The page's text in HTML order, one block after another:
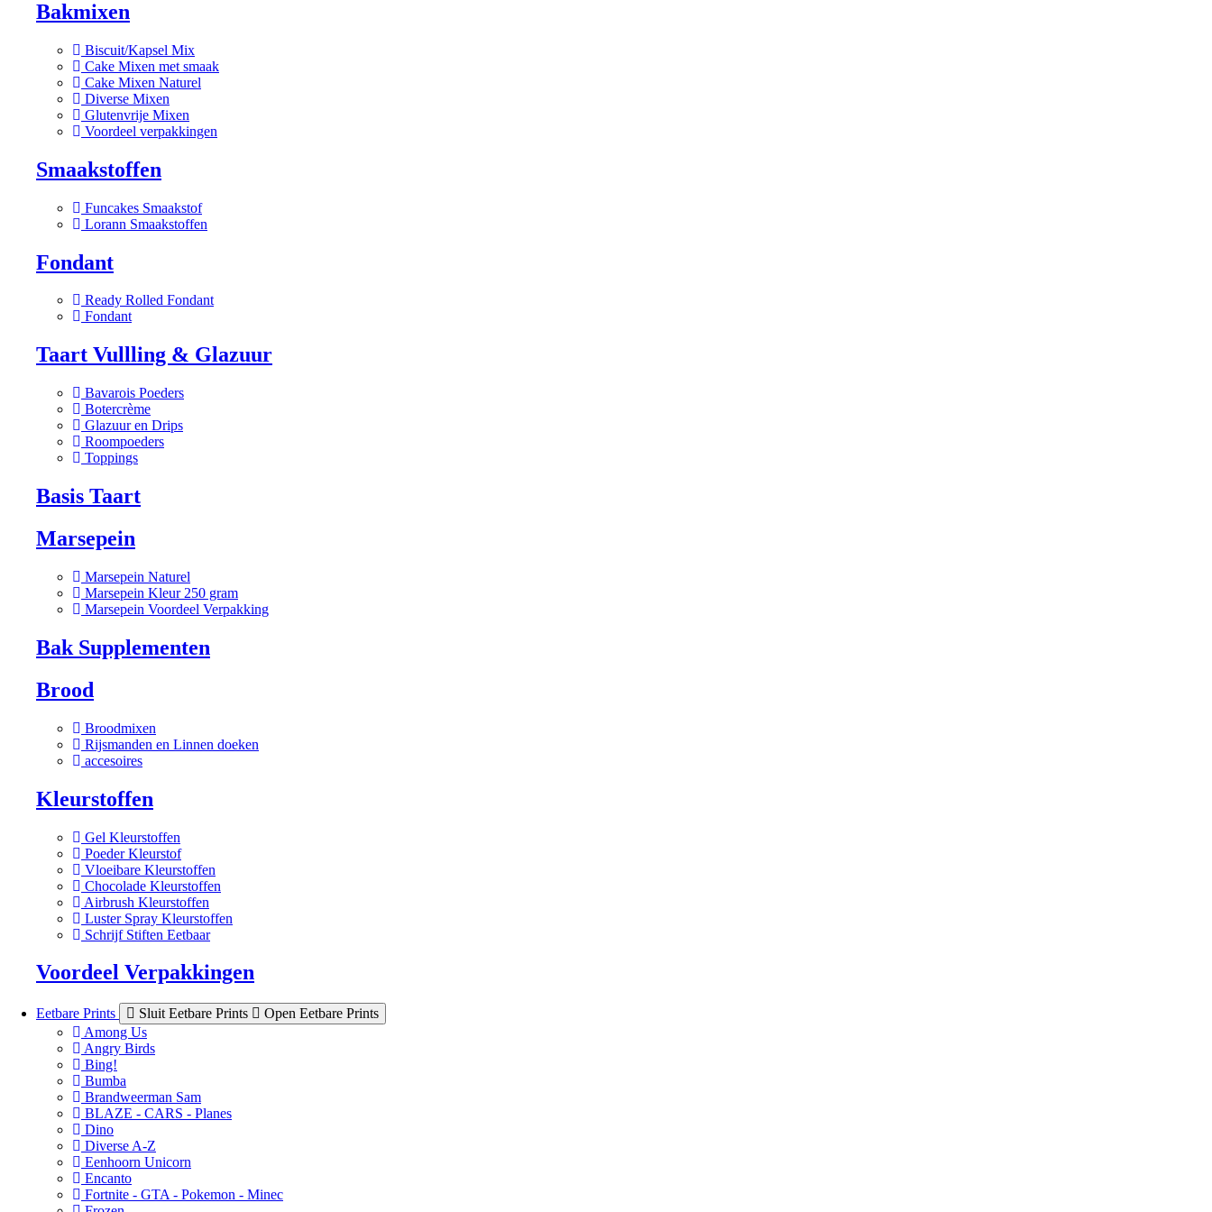
Bakmixen
Biscuit/Kapsel Mix
Cake Mixen met smaak
Cake Mixen Naturel
Diverse Mixen
Glutenvrije Mixen
Voordeel verpakkingen
Smaakstoffen
Funcakes Smaakstof
Lorann Smaakstoffen
Fondant
Ready Rolled Fondant
Fondant
Taart Vullling & Glazuur
Bavarois Poeders
Botercrème
Glazuur en Drips
Roompoeders
Toppings
Basis Taart
Marsepein
Marsepein Naturel
Marsepein Kleur 250 gram
Marsepein Voordeel Verpakking
Bak Supplementen
Brood
Broodmixen
Rijsmanden en Linnen doeken
accesoires
Kleurstoffen
Gel Kleurstoffen
Poeder Kleurstof
Vloeibare Kleurstoffen
Chocolade Kleurstoffen
Airbrush Kleurstoffen
Luster Spray Kleurstoffen
Schrijf Stiften Eetbaar
Voordeel Verpakkingen
Eetbare Prints Sluit Eetbare Prints
Open Eetbare Prints
Among Us
Angry Birds
Bing!
Bumba
Brandweerman Sam
BLAZE - CARS - Planes
Dino
Diverse A-Z
Eenhoorn Unicorn
Encanto
Fortnite - GTA - Pokemon - Minec